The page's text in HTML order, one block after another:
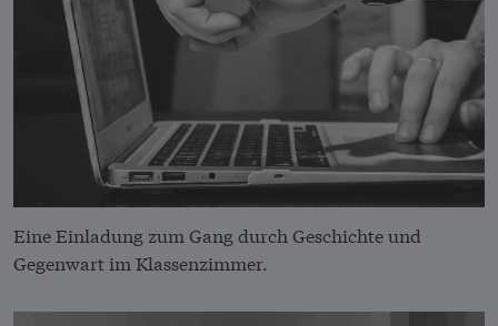
Eine Einladung zum Gang durch Geschichte und
Gegenwart im Klassenzimmer.